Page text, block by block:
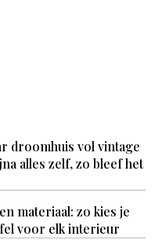
droomhuis vol vintage
alles zelf, zo bleef het
materiaal: zo kies je
voor elk interieur